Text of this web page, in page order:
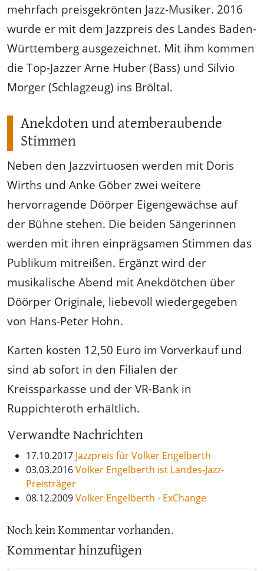
mehrfach preisgekrönten Jazz-Musiker. 2016
wurde er mit dem Jazzpreis des Landes Baden-
Württemberg ausgezeichnet. Mit ihm kommen
die Top-Jazzer Arne Huber (Bass) und Silvio
Morger (Schlagzeug) ins Bröltal.
Anekdoten und atemberaubende
Stimmen
Neben den Jazzvirtuosen werden mit Doris
Wirths und Anke Göber zwei weitere
hervorragende Döörper Eigengewächse auf
der Bühne stehen. Die beiden Sängerinnen
werden mit ihren einprägsamen Stimmen das
Publikum mitreißen. Ergänzt wird der
musikalische Abend mit Anekdötchen über
Döörper Originale, liebevoll wiedergegeben
von Hans-Peter Hohn.
Karten kosten 12,50 Euro im Vorverkauf und
sind ab sofort in den Filialen der
Kreissparkasse und der VR-Bank in
Ruppichteroth erhältlich.
Verwandte Nachrichten
17.10.2017 Jazzpreis für Volker Engelberth
03.03.2016Volker Engelberth ist Landes-Jazz-
Preisträger
08.12.2009Volker Engelberth - ExChange
Noch kein Kommentar vorhanden.
Kommentar hinzufügen